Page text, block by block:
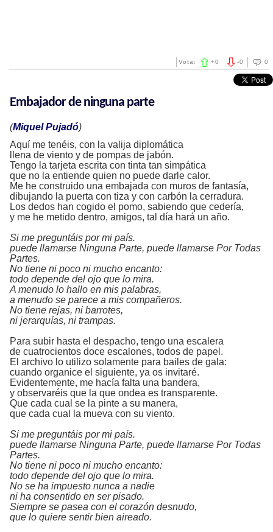
0
-0
Vota: +0
Embajador de ninguna parte
(Miquel Pujadó)
Aquí me tenéis, con la valija diplomática
llena de viento y de pompas de jabón.
Tengo la tarjeta escrita con tinta tan simpática
que no la entiende quien no puede darle calor.
Me he construido una embajada con muros de fantasía,
dibujando la puerta con tiza y con carbón la cerradura.
Los dedos han cogido el pomo, sabiendo que cedería,
y me he metido dentro, amigos, tal día hará un año.
Si me preguntáis por mi país.
puede llamarse Ninguna Parte, puede llamarse Por Todas
Partes.
No tiene ni poco ni mucho encanto:
todo depende del ojo que lo mira.
A menudo lo hallo en mis palabras,
a menudo se parece a mis compañeros.
No tiene rejas, ni barrotes,
ni jerarquías, ni trampas.
Para subir hasta el despacho, tengo una escalera
de cuatrocientos doce escalones, todos de papel.
El archivo lo utilizo solamente para bailes de gala:
cuando organice el siguiente, ya os invitaré.
Evidentemente, me hacía falta una bandera,
y observaréis que la que ondea es transparente.
Que cada cual se la pinte a su manera,
que cada cual la mueva con su viento.
Si me preguntáis por mi país.
puede llamarse Ninguna Parte, puede llamarse Por Todas
Partes.
No tiene ni poco ni mucho encanto:
todo depende del ojo que lo mira.
No se ha impuesto nunca a nadie
ni ha consentido en ser pisado.
Siempre se pasea con el corazón desnudo,
que lo quiere sentir bien aireado.